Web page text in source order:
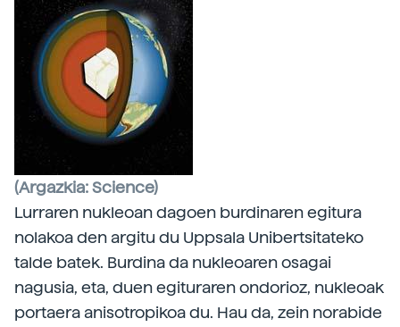
(Argazkia: Science)
Lurraren nukleoan dagoen burdinaren egitura
nolakoa den argitu du Uppsala Unibertsitateko
talde batek. Burdina da nukleoaren osagai
nagusia, eta, duen egituraren ondorioz, nukleoak
portaera anisotropikoa du. Hau da, zein norabide